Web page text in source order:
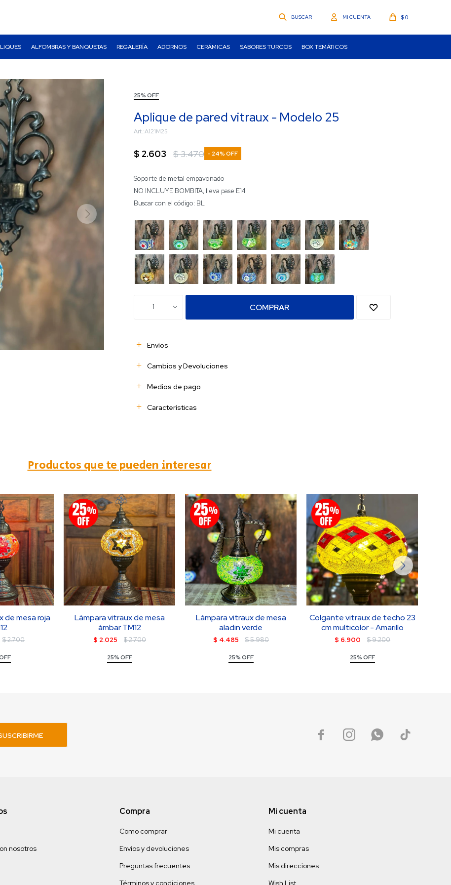
ALFOMBRAS Y BANQUETAS REGALERÍA ADORNOS CERÁMICAS SABORES TURCOS BOX TEMÁTICOS
$0
25% OFF
Aplique de pared vitraux - Modelo 25
A121M25
$ 2.603 $3.470 24
Soporte de metal empavonado
NO INCLUYE BOMBITA, lleva pase E14
Buscar con el código: BL
1 COMPRAR
Envíos
Cambios y Devoluciones
Medios de pago
Características
Productos que te pueden interesar
de mesa roja
$2.700
Lámpara vitraux de mesa
ámbar TM12
$ 2.025 $2.700
25% OFF
Lámpara vitraux de mesa
aladin verde
$ 4.485 $5.980
25% OFF
Colgante vitraux de techo 23
cm multicolor - Amarillo
$ 6.900 $9.200
25% OFF
   
nosotros
Compra
Como comprar
Envíos y devoluciones
Preguntas frecuentes
Términos y condiciones
Mi cuenta
Mi cuenta
Mis compras
Mis direcciones
Wish List